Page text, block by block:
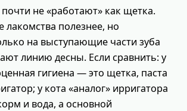
не «работают» как щетка.
лакомства полезнее, но
на выступающие части зуба
линию десны. Если сравнить: у
гигиена — это щетка, паста
у кота «аналог» ирригатора
и вода, а основной